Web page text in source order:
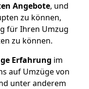
Angebote, und
zu können,
für Ihren Umzug
zu können.
Erfahrung im
auf Umzüge von
unter anderem